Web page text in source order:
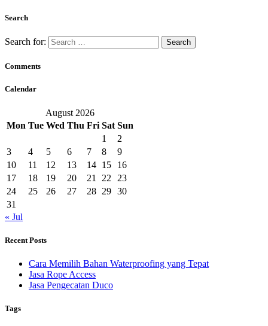
Search
Search for:
Comments
Calendar
August 2026
Mon Tue Wed Thu Fri Sat Sun
1
2
3
4 5 6 7 8
9
10
11 12 13 14 15
16
17
18 19 20 21 22
23
24
25 26 27 28 29 30
31
« Jul
Recent Posts
Cara Memilih Bahan Waterproofing yang Tepat
Jasa Rope Access
Jasa Pengecatan Duco
Tags